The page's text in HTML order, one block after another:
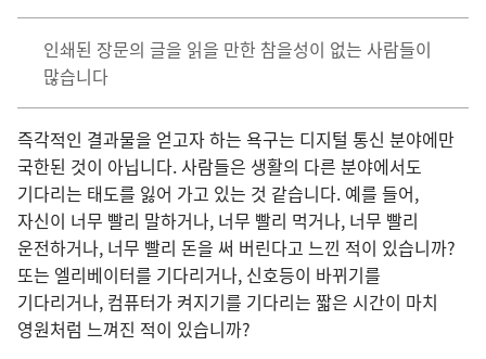
인쇄된 장문의 글을 읽을 만한 참을성이 없는 사람들이
많습니다
즉각적인 결과물을 얻고자 하는 욕구는 디지털 통신 분야에만
국한된 것이 아닙니다. 사람들은 생활의 다른 분야에서도
기다리는 태도를 잃어 가고 있는 것 같습니다. 예를 들어,
자신이 너무 빨리 말하거나, 너무 빨리 먹거나, 너무 빨리
운전하거나, 너무 빨리 돈을 써 버린다고 느낀 적이 있습니까?
또는 엘리베이터를 기다리거나, 신호등이 바뀌기를
기다리거나, 컴퓨터가 켜지기를 기다리는 짧은 시간이 마치
영원처럼 느껴진 적이 있습니까?